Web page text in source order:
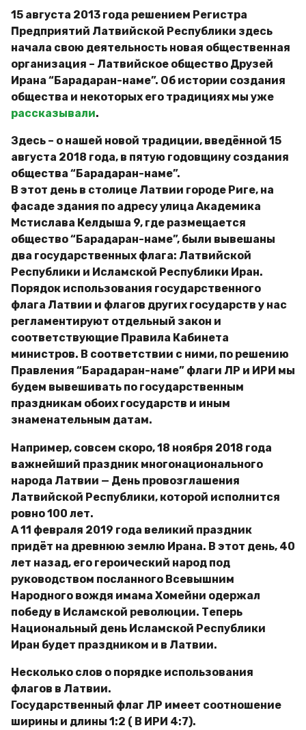
15 августа 2013 года решением Регистра
Предприятий Латвийской Республики здесь
начала свою деятельность новая общественная
организация – Латвийское общество Друзей
Ирана “Барадаран-наме”. Об истории создания
общества и некоторых его традициях мы уже
рассказывали.
Здесь – о нашей новой традиции, введённой 15
августа 2018 года, в пятую годовщину создания
общества “Барадаран-наме”.
В этот день в столице Латвии городе Риге, на
фасаде здания по адресу улица Академика
Мстислава Келдыша 9, где размещается
общество “Барадаран-наме”, были вывешаны
два государственных флага: Латвийской
Республики и Исламской Республики Иран.
Порядок использования государственного
флага Латвии и флагов других государств у нас
регламентируют отдельный закон и
соответствующие Правила Кабинета
министров. В соответствии с ними, по решению
Правления “Барадаран-наме” флаги ЛР и ИРИ мы
будем вывешивать по государственным
праздникам обоих государств и иным
знаменательным датам.
Например, совсем скоро, 18 ноября 2018 года
важнейший праздник многонационального
народа Латвии — День провозглашения
Латвийской Республики, которой исполнится
ровно 100 лет.
А 11 февраля 2019 года великий праздник
придёт на древнюю землю Ирана. В этот день, 40
лет назад, его героический народ под
руководством посланного Всевышним
Народного вождя имама Хомейни одержал
победу в Исламской революции. Теперь
Национальный день Исламской Республики
Иран будет праздником и в Латвии.
Несколько слов о порядке использования
флагов в Латвии.
Государственный флаг ЛР имеет соотношение
ширины и длины 1:2 ( В ИРИ 4:7).